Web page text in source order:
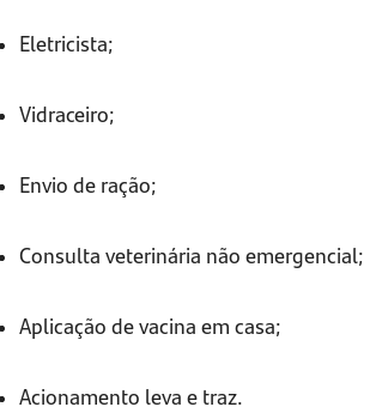
Eletricista;
Vidraceiro;
Envio de ração;
Consulta veterinária não emergencial;
Aplicação de vacina em casa;
Acionamento leva e traz.